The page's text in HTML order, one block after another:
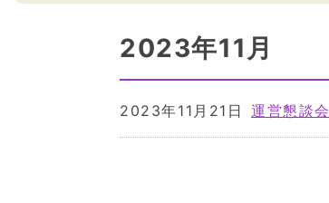
2023年11月
運営懇談会
2023年11月21日